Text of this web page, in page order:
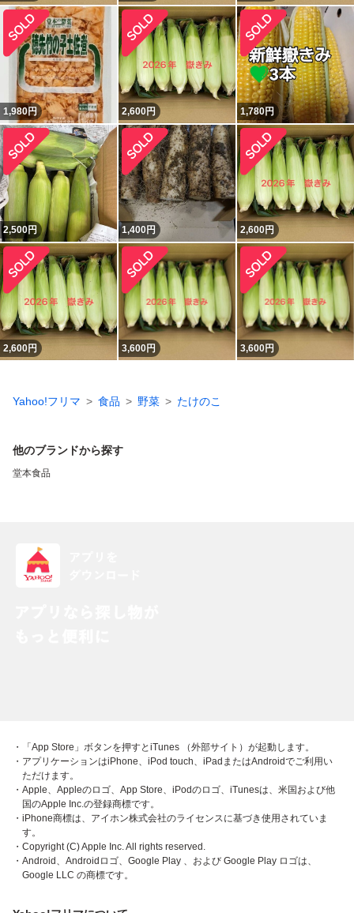
1,980円 2,600円 1,780円
2,500円 1,400円 2,600円
2,600円 3,600円 3,600円
Yahoo!フリマ 食品 野菜 たけのこ
他のブランドから探す
堂本食品
・「App Store」ボタンを押すとiTunes （外部サイト）が起動します。
・アプリケーションはiPhone、iPod touch、iPadまたはAndroidでご利用い
ただけます。
・Apple、Appleのロゴ、App Store、iPodのロゴ、iTunesは、米国および他
国のApple Inc.の登録商標です。
・iPhone商標は、アイホン株式会社のライセンスに基づき使用されていま
す。
・Copyright (C) Apple Inc. All rights reserved.
・Android、Androidロゴ、Google Play 、および Google Play ロゴは、
Google LLC の商標です。